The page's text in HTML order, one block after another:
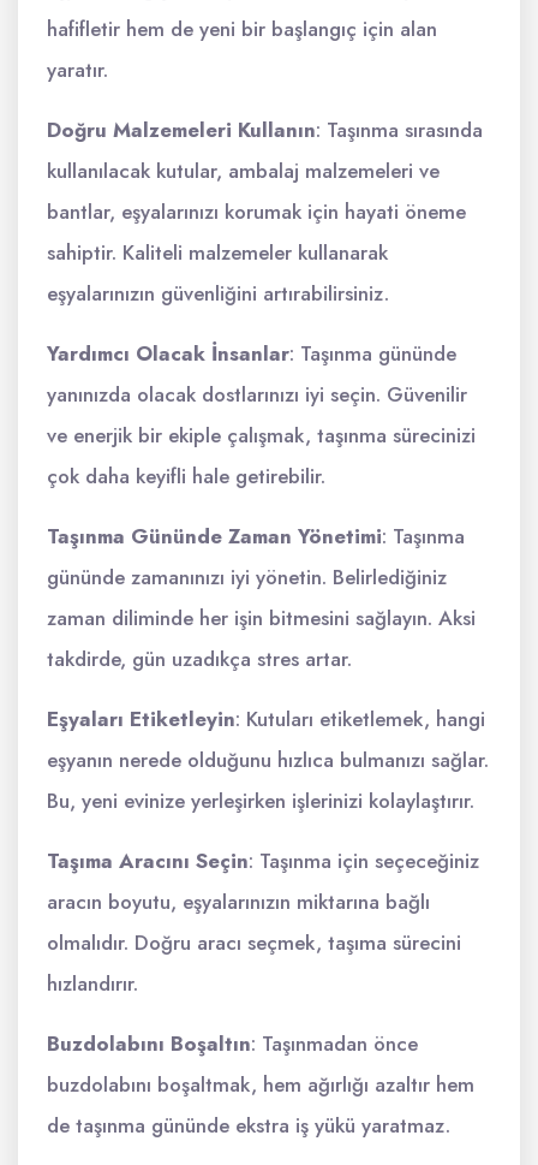
hafifletir hem de yeni bir başlangıç için alan
yaratır.
Doğru Malzemeleri Kullanın: Taşınma sırasında
kullanılacak kutular, ambalaj malzemeleri ve
bantlar, eşyalarınızı korumak için hayati öneme
sahiptir. Kaliteli malzemeler kullanarak
eşyalarınızın güvenliğini artırabilirsiniz.
Yardımcı Olacak İnsanlar: Taşınma gününde
yanınızda olacak dostlarınızı iyi seçin. Güvenilir
ve enerjik bir ekiple çalışmak, taşınma sürecinizi
çok daha keyifli hale getirebilir.
Taşınma Gününde Zaman Yönetimi: Taşınma
gününde zamanınızı iyi yönetin. Belirlediğiniz
zaman diliminde her işin bitmesini sağlayın. Aksi
takdirde, gün uzadıkça stres artar.
Eşyaları Etiketleyin: Kutuları etiketlemek, hangi
eşyanın nerede olduğunu hızlıca bulmanızı sağlar.
Bu, yeni evinize yerleşirken işlerinizi kolaylaştırır.
Taşıma Aracını Seçin: Taşınma için seçeceğiniz
aracın boyutu, eşyalarınızın miktarına bağlı
olmalıdır. Doğru aracı seçmek, taşıma sürecini
hızlandırır.
Buzdolabını Boşaltın: Taşınmadan önce
buzdolabını boşaltmak, hem ağırlığı azaltır hem
de taşınma gününde ekstra iş yükü yaratmaz.